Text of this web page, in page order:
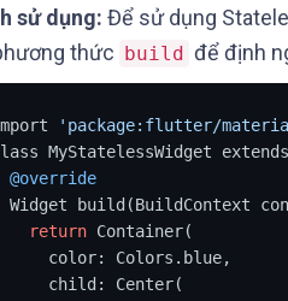
sử dụng: Để sử dụng
thức build để định
'package:flutter/
MyStatelessWidget
@override
return Container(